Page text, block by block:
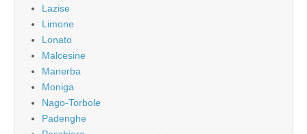
Lazise
Limone
Lonato
Malcesine
Manerba
Moniga
Nago-Torbole
Padenghe